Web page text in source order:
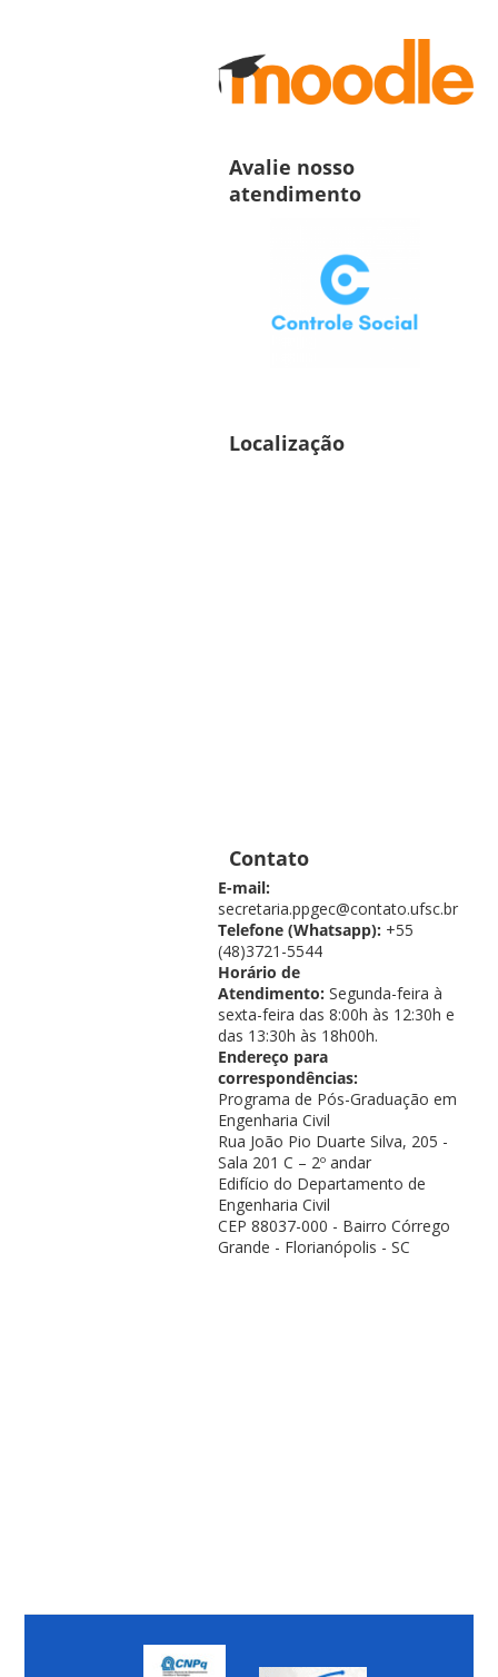
Avalie nosso
atendimento
Localização
Contato
E-mail:
secretaria.ppgec@contato.ufsc.br
Telefone (Whatsapp): +55
(48)3721-5544
Horário de
Atendimento: Segunda-feira à
sexta-feira das 8:00h às 12:30h e
das 13:30h às 18h00h.
Endereço para
correspondências:
Programa de Pós-Graduação em
Engenharia Civil
Rua João Pio Duarte Silva, 205 -
Sala 201 C – 2º andar
Edifício do Departamento de
Engenharia Civil
CEP 88037-000 - Bairro Córrego
Grande - Florianópolis - SC